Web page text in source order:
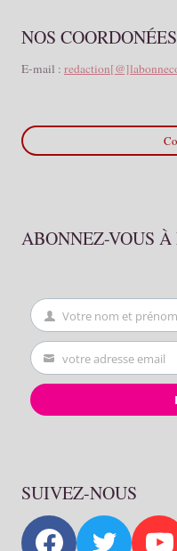
NOS COORDONÉES
E-mail :
ABONNEZ-VOUS
First
Name
Votre nom et prénom
Your
email
votre adresse email
SUIVEZ-NOUS